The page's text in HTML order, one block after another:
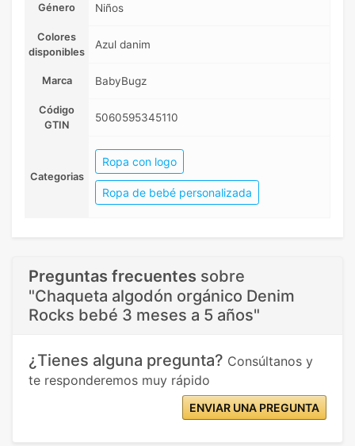
Género Niños
Colores
disponibles
Azul danim
Marca BabyBugz
Código
GTIN
5060595345110
Categorias
Ropa con logo
Ropa de bebé personalizada
Preguntas frecuentes sobre
"Chaqueta algodón orgánico Denim
Rocks bebé 3 meses a 5 años"
¿Tienes alguna pregunta? Consúltanos y
te responderemos muy rápido
ENVIAR UNA PREGUNTA